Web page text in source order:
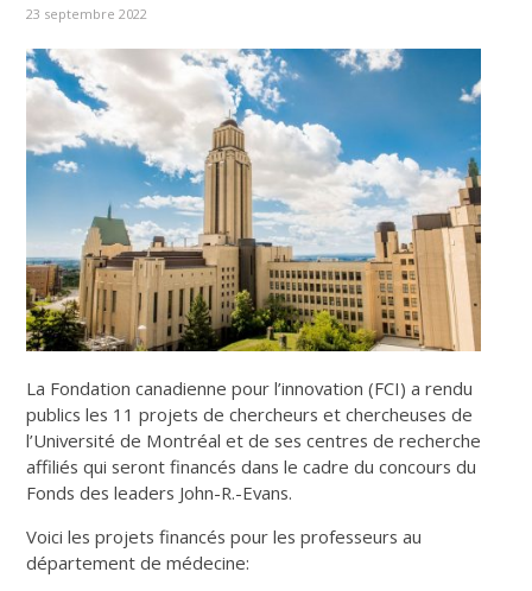
23 septembre 2022
La Fondation canadienne pour l’innovation (FCI) a rendu
publics les 11 projets de chercheurs et chercheuses de
l’Université de Montréal et de ses centres de recherche
affiliés qui seront financés dans le cadre du concours du
Fonds des leaders John-R.-Evans.
Voici les projets financés pour les professeurs au
département de médecine: